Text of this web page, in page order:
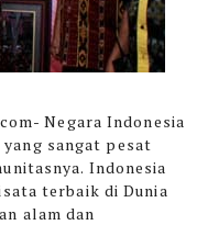
Negara Indonesia
sangat pesat
Indonesia
terbaik di Dunia
alam dan